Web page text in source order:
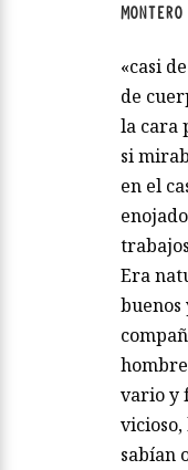
MONTERO
«casi
de
la cara
si
en el
Era
vario y
sabían